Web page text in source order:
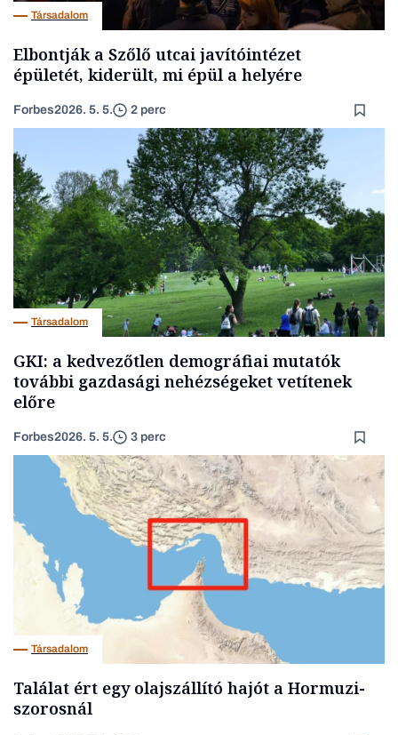
Társadalom
Elbontják a Szőlő utcai javítóintézet
épületét, kiderült, mi épül a helyére
Forbes2026. 5. 5. 2 perc
Társadalom
GKI: a kedvezőtlen demográfiai mutatók
további gazdasági nehézségeket vetítenek
előre
Forbes2026. 5. 5. 3 perc
Társadalom
Találat ért egy olajszállító hajót a Hormuzi-
szorosnál